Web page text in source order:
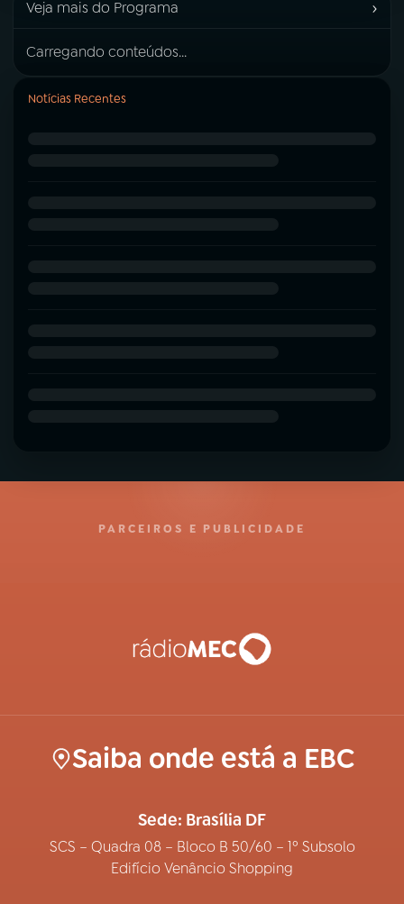
Veja mais do Programa ›
Carregando conteúdos...
Notícias Recentes
PARCEIROS E PUBLICIDADE
Saiba onde está a EBC
Sede: Brasília DF
SCS – Quadra 08 – Bloco B 50/60 – 1º Subsolo
Edifício Venâncio Shopping